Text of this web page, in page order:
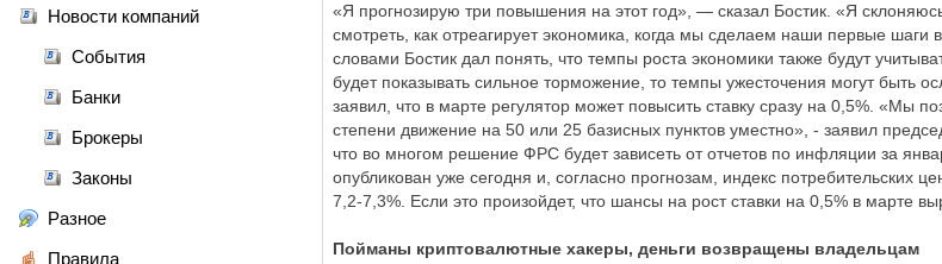
Новости компаний
События
Банки
Брокеры
Законы
Разное
Правила
«Я прогнозирую три повышения на этот год», — сказал Бостик. «Я
смотреть, как отреагирует экономика, когда мы сделаем наши первые шаги
словами Бостик дал понять, что темпы роста экономики также будут
будет показывать сильное торможение, то темпы ужесточения могут быть
заявил, что в марте регулятор может повысить ставку сразу на 0,5%. «Мы
степени движение на 50 или 25 базисных пунктов уместно», - заявил
что во многом решение ФРС будет зависеть от отчетов по инфляции за
опубликован уже сегодня и, согласно прогнозам, индекс потребительских
7,2-7,3%. Если это произойдет, что шансы на рост ставки на 0,5% в марте
Пойманы криптовалютные хакеры, деньги возвращены владельцам